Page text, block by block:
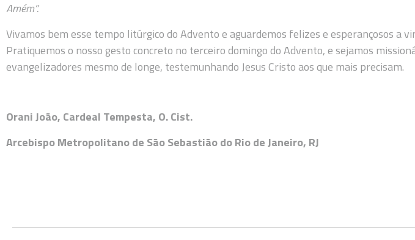
Amém”.
Vivamos bem esse tempo litúrgico do Advento e aguardemos felizes e esperançosos a
Pratiquemos o nosso gesto concreto no terceiro domingo do Advento, e sejamos
evangelizadores mesmo de longe, testemunhando Jesus Cristo aos que mais precisam.
Orani João, Cardeal Tempesta, O. Cist.
Arcebispo Metropolitano de São Sebastião do Rio de Janeiro, RJ